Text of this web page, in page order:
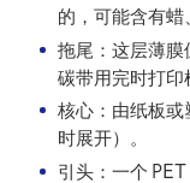
的，可能含有蜡
拖尾：这层薄
碳带用完时打印
核心：由纸板
时展开）。
引头：一个